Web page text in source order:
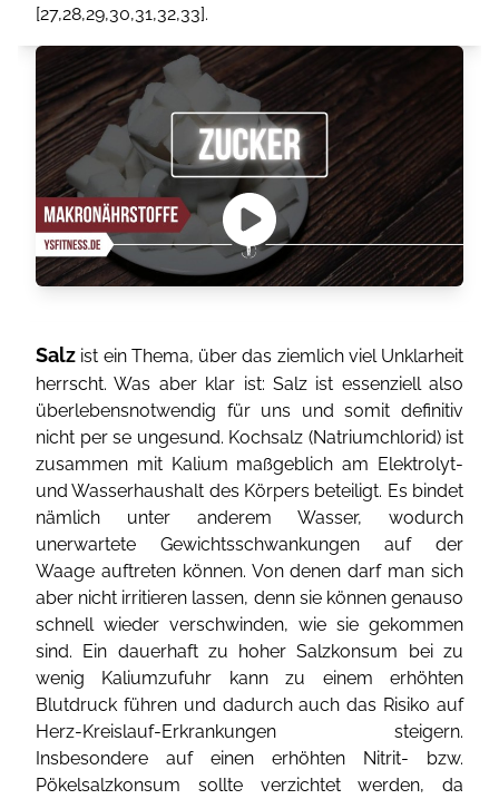
[27,28,29,30,31,32,33].
Salz ist ein Thema, über das ziemlich viel Unklarheit
herrscht. Was aber klar ist: Salz ist essenziell also
überlebensnotwendig für uns und somit definitiv
nicht per se ungesund. Kochsalz (Natriumchlorid) ist
zusammen mit Kalium maßgeblich am Elektrolyt-
und Wasserhaushalt des Körpers beteiligt. Es bindet
nämlich unter anderem Wasser, wodurch
unerwartete Gewichtsschwankungen auf der
Waage auftreten können. Von denen darf man sich
aber nicht irritieren lassen, denn sie können genauso
schnell wieder verschwinden, wie sie gekommen
sind. Ein dauerhaft zu hoher Salzkonsum bei zu
wenig Kaliumzufuhr kann zu einem erhöhten
Blutdruck führen und dadurch auch das Risiko auf
Herz-Kreislauf-Erkrankungen steigern.
Insbesondere auf einen erhöhten Nitrit- bzw.
Pökelsalzkonsum sollte verzichtet werden, da